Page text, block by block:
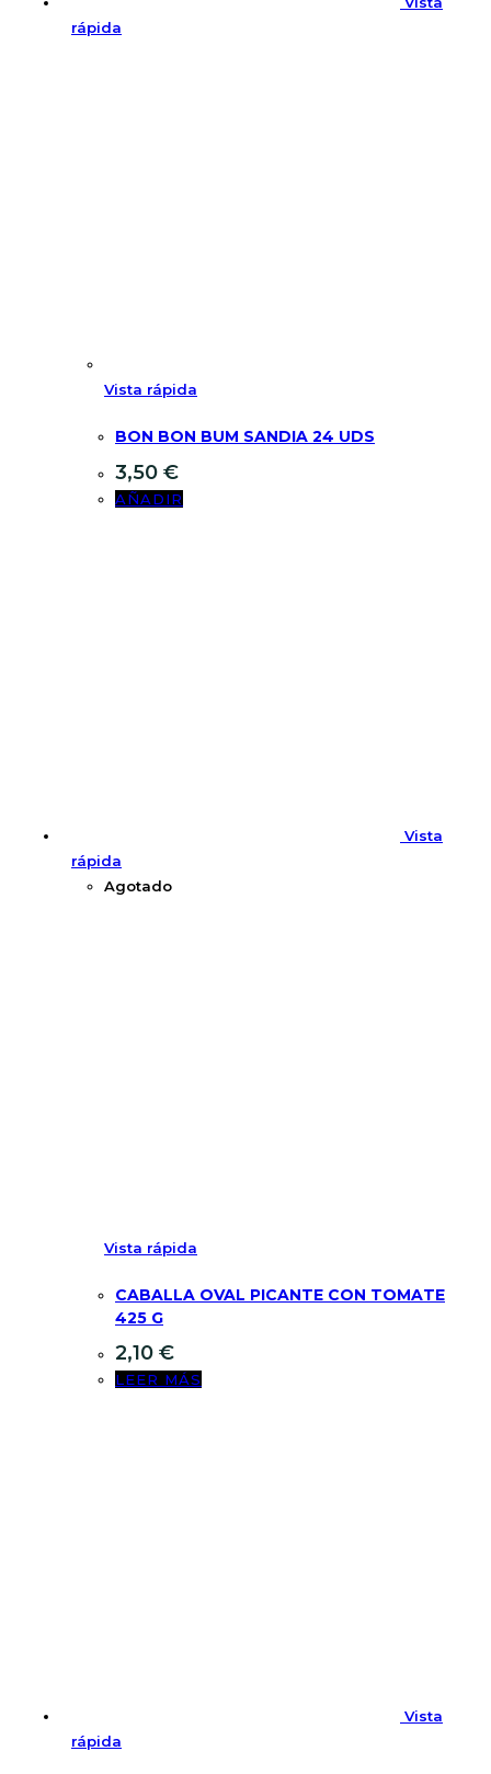
rápida
Vista rápida
BON BON BUM SANDIA 24 UDS
3,50 €
AÑADIR
Vista
rápida
Agotado
Vista rápida
CABALLA OVAL PICANTE CON TOMATE
425 G
2,10 €
LEER MÁS
Vista
rápida